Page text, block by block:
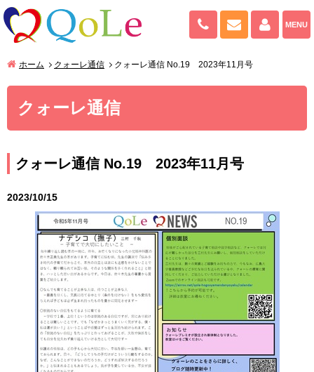
082-943-
お問い合わせ
マイペ
MENU
ホーム クォーレ通信 クォーレ通信 No.19 2023年11月号
クォーレ通信
クォーレ通信 No.19 2023年11月号
2023/10/15